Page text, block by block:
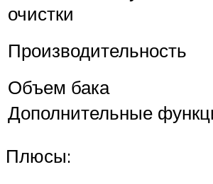
очистки
Производительность
Объем бака
Дополнительные
Плюсы: